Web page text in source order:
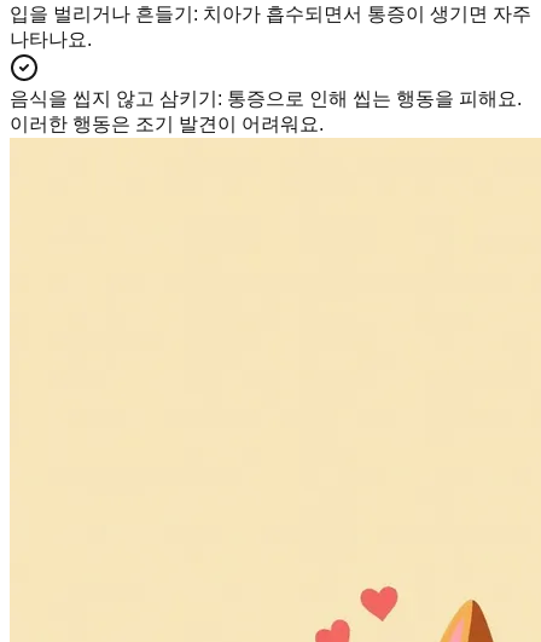
입을 벌리거나 흔들기 : 치아가 흡수되면서 통증이 생기면 자주
나타나요.
음식을 씹지 않고 삼키기 : 통증으로 인해 씹는 행동을 피해요.
이러한 행동은 조기 발견이 어려워요.